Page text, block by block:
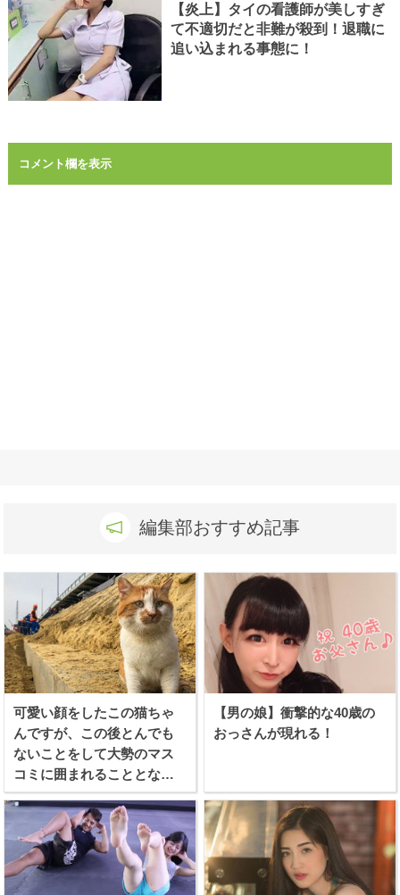
【炎上】タイの看護師が美しすぎ
て不適切だと非難が殺到！退職に
追い込まれる事態に！
コメント欄を表示
編集部おすすめ記事
可愛い顔をしたこの猫ちゃ
んですが、この後とんでも
ないことをして大勢のマス
コミに囲まれることとなり
ます
【男の娘】衝撃的な40歳の
おっさんが現れる！